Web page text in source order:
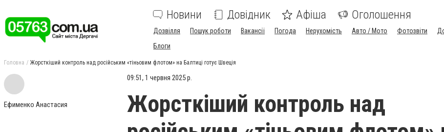
Новини Довідник Афіша Оголошення
Дозвілля Пошук роботи Вакансії Погода Нерухомість Авто / Мото Фотозвіти
Блоги
Головна Жорсткіший контроль над російським «тіньовим флотом» на Балтиці готує Швеція
Ефименко Анастасия
09:51, 1 червня 2025 р.
Жорсткіший контроль над